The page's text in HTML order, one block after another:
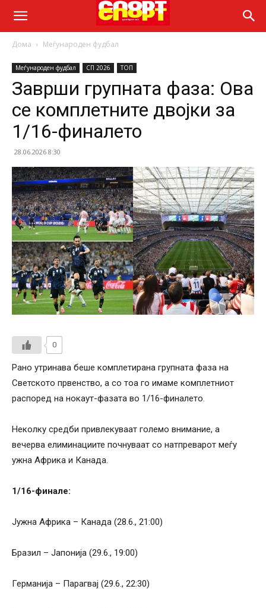
Дома Меѓународен фудбал
Меѓународен фудбал СП 2026 ТОП
Заврши групната фаза: Ова
се комплетните двојки за
1/16-финалето
28.06.2026 8:30
0
Рано утринава беше комплетирана групната фаза на
Светското првенство, а со тоа го имаме комплетниот
распоред на нокаут-фазата во 1/16-финалето.
Неколку средби привлекуваат големо внимание, а
вечерва елиминациите почнуваат со натпреварот меѓу
ужна Африка и Канада.
1/16-финале:
Јужна Африка – Канада (28.6., 21:00)
Бразил – Јапонија (29.6., 19:00)
Германија – Парагвај (29.6., 22:30)